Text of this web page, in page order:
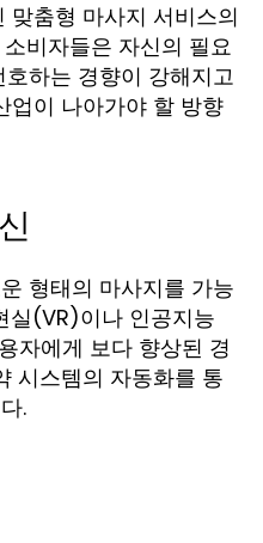
맞춤형 마사지 서비스의
비자들은 자신의 필요
하는 경향이 강해지고
업이 나아가야 할 방향
형태의 마사지를 가능
실(VR)이나 인공지능
자에게 보다 향상된 경
시스템의 자동화를 통
.